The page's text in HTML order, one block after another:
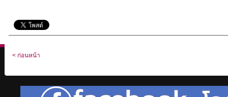
< ก่อนหน้า